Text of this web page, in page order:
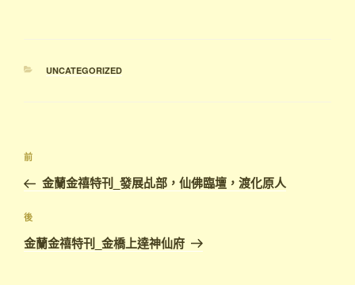
UNCATEGORIZED
前
金蘭金禧特刊_發展乩部，仙佛臨壇，渡化原人
後
金蘭金禧特刊_金橋上達神仙府